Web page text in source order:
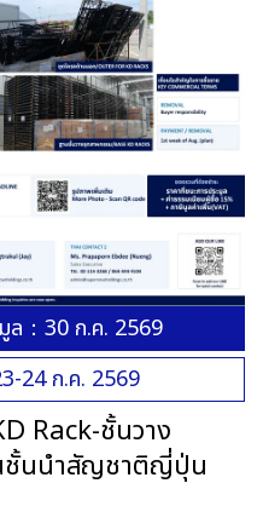
ล：30 ก.ค. 2569
24 ก.ค. 2569
Rack-ชั้นวาง
ชั้นนำสัญชาติญี่ปุ่น